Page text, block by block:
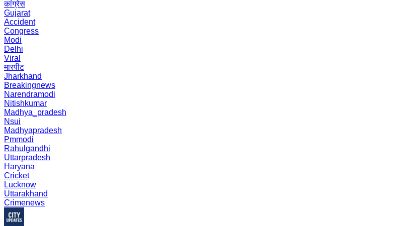
कांग्रेस
Gujarat
Accident
Congress
Modi
Delhi
Viral
मारपीट
Jharkhand
Breakingnews
Narendramodi
Nitishkumar
Madhya_pradesh
Nsui
Madhyapradesh
Pmmodi
Rahulgandhi
Uttarpradesh
Haryana
Cricket
Lucknow
Uttarakhand
Crimenews